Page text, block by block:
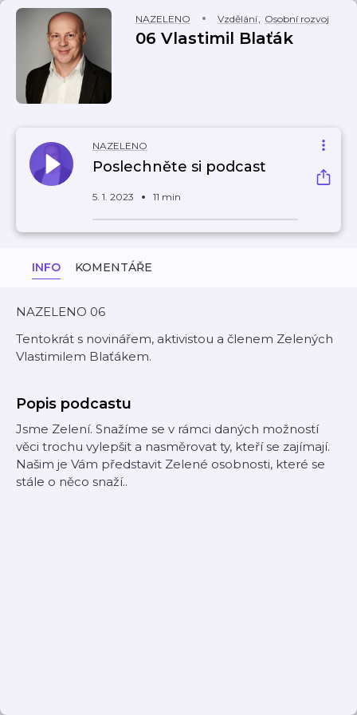
NAZELENO Vzdělání, Osobní rozvoj
06 Vlastimil Blaťák
NAZELENO
Poslechněte si podcast
5. 1. 2023 11 min
INFO KOMENTÁŘE
NAZELENO 06
Tentokrát s novinářem, aktivistou a členem Zelených
Vlastimilem Blaťákem.
Popis podcastu
Jsme Zelení. Snažíme se v rámci daných možností
věci trochu vylepšit a nasměrovat ty, kteří se zajímají.
Našim je Vám představit Zelené osobnosti, které se
stále o něco snaží..